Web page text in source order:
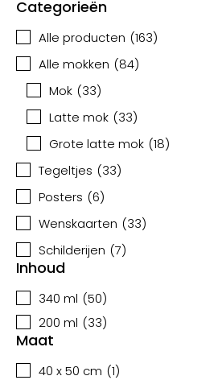
Categorieën
Alle producten (163)
Alle mokken (84)
Mok (33)
Latte mok (33)
Grote latte mok (18)
Tegeltjes (33)
Posters (6)
Wenskaarten (33)
Schilderijen (7)
Inhoud
340 ml (50)
200 ml (33)
Maat
40 x 50 cm (1)